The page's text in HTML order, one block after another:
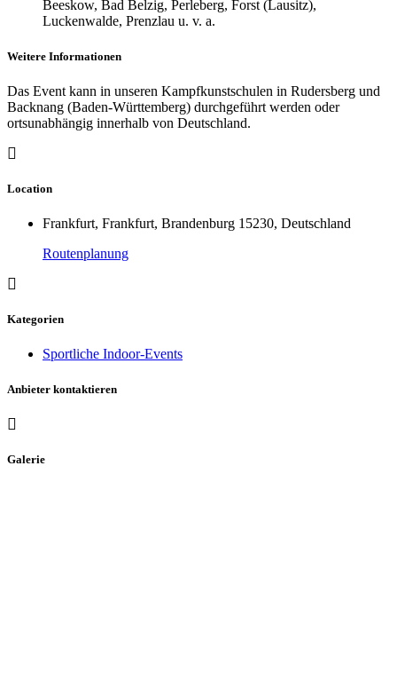
Beeskow, Bad Belzig, Perleberg, Forst (Lausitz),
Luckenwalde, Prenzlau u. v. a.
Weitere Informationen
Das Event kann in unseren Kampfkunstschulen in Rudersberg und
Backnang (Baden-Württemberg) durchgeführt werden oder
ortsunabhängig innerhalb von Deutschland.
Location
Frankfurt, Frankfurt, Brandenburg 15230, Deutschland
Routenplanung
Kategorien
Sportliche Indoor-Events
Anbieter kontaktieren
Galerie